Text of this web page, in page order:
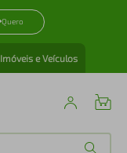
Quero
Imóveis e Veículos